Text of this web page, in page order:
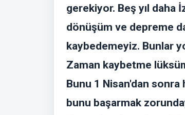
gerekiyor. Beş yıl daha
dönüşüm ve depreme
kaybedemeyiz. Bunlar
Zaman kaybetme
Bunu 1 Nisan'dan
bunu başarmak